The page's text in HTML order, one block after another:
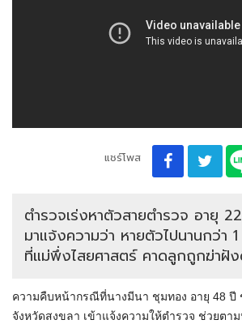
แชร์โพส
ตำรวจเร่งหาตัวสายตำรวจ อายุ
มาแจ้งความว่า หายตัวไปนานกว่า
ที่แม่พึ่งไสยศาสตร์ คาดลูกถูกฆ่าฝั
ความคืบหน้ากรณีที่นางมีนา ชุมทอง อายุ 48 ปี
จังหวัดสงขลา เข้าแจ้งความให้ตำรวจ ช่วยตา